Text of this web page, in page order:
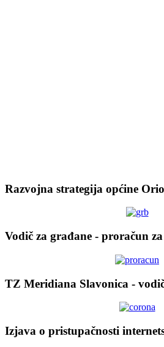
Razvojna strategija općine
Vodič za građane - proračun
TZ Meridiana Slavonica -
Izjava o pristupačnosti